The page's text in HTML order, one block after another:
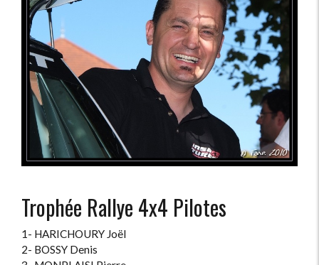
Trophée Rallye 4x4 Pilotes
1- HARICHOURY Joël
2- BOSSY Denis